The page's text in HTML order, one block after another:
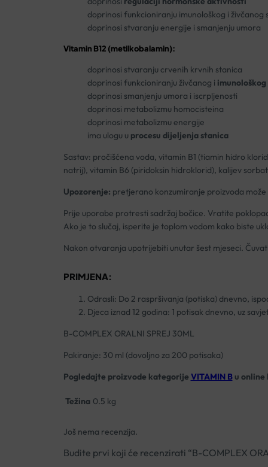
doprinosi funkcioniranju imunološkog i živčanog
doprinosi stvaranju energije i smanjenju umora
Vitamin B12 (metilkobalamin):
doprinosi stvaranju crvenih krvnih stanica
doprinosi funkcioniranju živčanog i
doprinosi smanjenju umora i iscrpljenosti
doprinosi metabolizmu homocisteina
doprinosi metabolizmu energije
ima ulogu u procesu dijeljenja stanica
Sastav: pročišćena voda, vitamin B1 (tiamin hidro
natrij), vitamin B6 (piridoksin hidroklorid), kalijev
Upozorenje: pretjerano konzumiranje proizvoda
Prije uporabe protresti sadržaj bočice. Vratite
Ako je to slučaj, isperite je toplom vodom kako biste
Nakon otvaranja upotrijebiti unutar šest mjeseci.
PRIMJENA:
Odrasli: Do 2 raspršivanja (potiska) dnevno,
Djeca iznad 12 godina: 1 potisak dnevno, uz
B-COMPLEX ORALNI SPREJ 30ML
Pakiranje: 30 ml (dovoljno za 200 potisaka)
Pogledajte proizvode kategorije VITAMIN Bu online
Težina 0.5 kg
Još nema recenzija.
Budite prvi koji će recenzirati “B-COMPLEX